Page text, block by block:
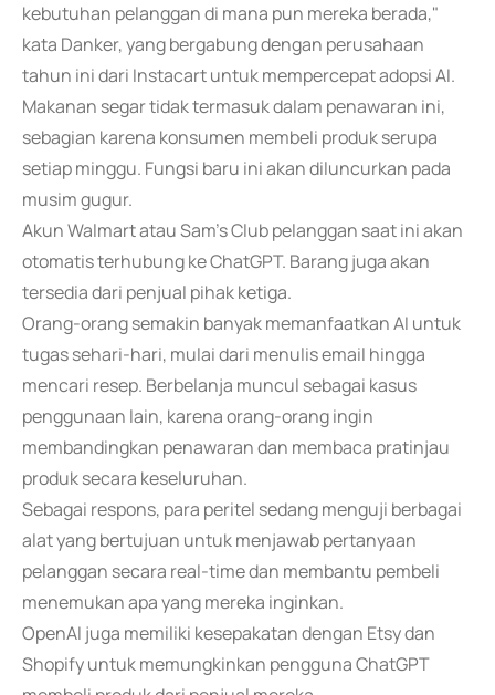
kebutuhan pelanggan di mana pun mereka berada,"
kata Danker, yang bergabung dengan perusahaan
tahun ini dari Instacart untuk mempercepat adopsi AI.
Makanan segar tidak termasuk dalam penawaran ini,
sebagian karena konsumen membeli produk serupa
setiap minggu. Fungsi baru ini akan diluncurkan pada
musim gugur.
Akun Walmart atau Sam's Club pelanggan saat ini akan
otomatis terhubung ke ChatGPT. Barang juga akan
tersedia dari penjual pihak ketiga.
Orang-orang semakin banyak memanfaatkan AI untuk
tugas sehari-hari, mulai dari menulis email hingga
mencari resep. Berbelanja muncul sebagai kasus
penggunaan lain, karena orang-orang ingin
membandingkan penawaran dan membaca pratinjau
produk secara keseluruhan.
Sebagai respons, para peritel sedang menguji berbagai
alat yang bertujuan untuk menjawab pertanyaan
pelanggan secara real-time dan membantu pembeli
menemukan apa yang mereka inginkan.
OpenAI juga memiliki kesepakatan dengan Etsy dan
Shopify untuk memungkinkan pengguna ChatGPT